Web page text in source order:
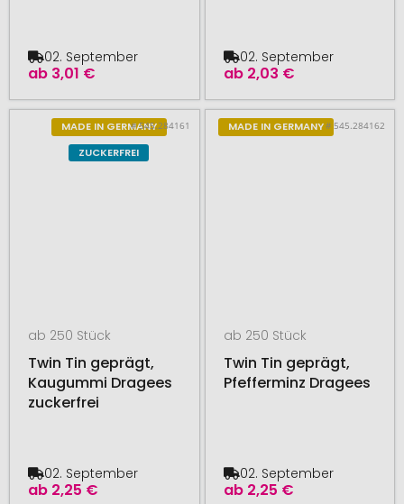
ab 3,01 €
02. September
ab 2,03 €
02. September
MADE IN GERMANY
ZUCKERFREI
# 545.284161
ab 250 Stück
Twin Tin geprägt,
Kaugummi Dragees
zuckerfrei
ab 2,25 €
02. September
MADE IN GERMANY# 545.284162
ab 250 Stück
Twin Tin geprägt,
Pfefferminz Dragees
ab 2,25 €
02. September